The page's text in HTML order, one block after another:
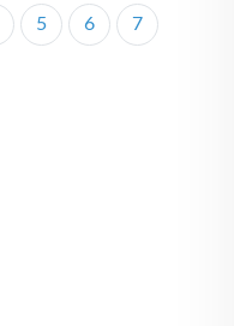
5 6 7